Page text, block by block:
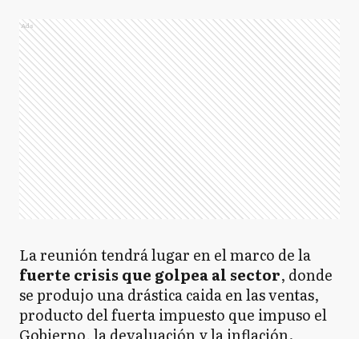
Ads
La reunión tendrá lugar en el marco de la
fuerte crisis que golpea al sector, donde
se produjo una drástica caida en las ventas,
producto del fuerta impuesto que impuso el
Gobierno, la devaluación y la inflación.